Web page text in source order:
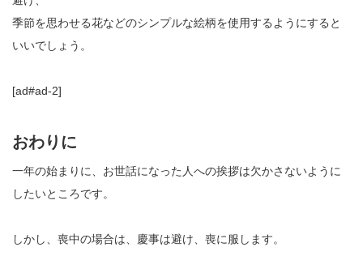
季節を思わせる花などのシンプルな絵柄を使用するようにすると
いいでしょう。
[ad#ad-2]
おわりに
一年の始まりに、お世話になった人への挨拶は欠かさないように
したいところです。
しかし、喪中の場合は、慶事は避け、喪に服します。